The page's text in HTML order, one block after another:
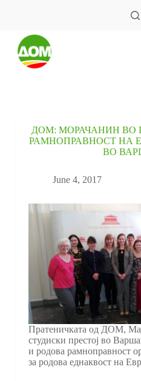
ДОМ: МОРАЧАНИН ВО
РАМНОПРАВНОСТ НА
ВО
June 4, 2017
Пратеничката од ДОМ,
студиски престој во
и родова рамноправност
за родова еднаквост на